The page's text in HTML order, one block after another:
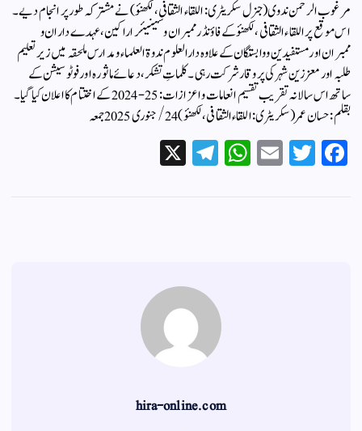
مرغوب الرحمن ندوی (جنرل سکریٹری: اللقاء الثقافی، لکھنؤ) نے مشترکہ طور پر انجام دیے۔
اس موقع پر اللقاء الثقافی، لکھنؤ کے فاؤنڈر ممبران و سینیئر اراکین، عہدے داران و
ممبران اور مستفیدین و وابستگان کے علاوہ دارالعلوم ندوۃ العلماء و مدارس ملحقہ میں زیر تعلیم
طلبہ اور معززین شہر کی پروقار شرکت رہی۔ کلماتِ تشکر، دعائے ماثورہ اور فوٹو سیشن کے
ساتھ اس سالانہ تقریب تقسیم انعامات و اعزازات: 25-2024 کے اختتام کا اعلان کیا گیا۔
بقلم: حسان عمر (سکریٹری: اللقاء الثقافی، لکھنؤ)24/ جنوری 2025جمعہ
Fa
T
E
W
Te
hira-online.com